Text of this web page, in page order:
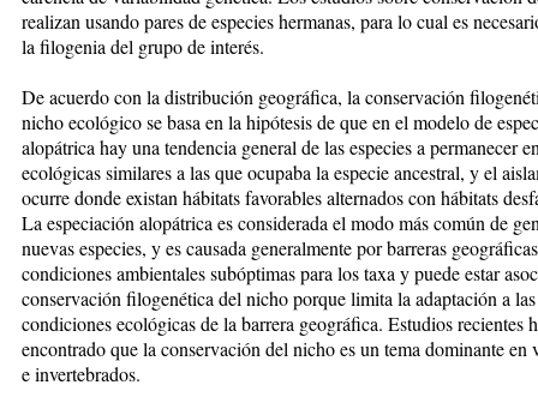
realizan usando pares de especies hermanas, para lo cual es
la filogenia del grupo de interés.
De acuerdo con la distribución geográfica, la conservación
nicho ecológico se basa en la hipótesis de que en el modelo de
alopátrica hay una tendencia general de las especies a permanecer
ecológicas similares a las que ocupaba la especie ancestral, y el
ocurre donde existan hábitats favorables alternados con hábitats
La especiación alopátrica es considerada el modo más común de
nuevas especies, y es causada generalmente por barreras
condiciones ambientales subóptimas para los taxa y puede estar
conservación filogenética del nicho porque limita la adaptación a las
condiciones ecológicas de la barrera geográ­fica. Estudios recientes
encontrado que la conservación del nicho es un tema dominante en
e invertebrados.